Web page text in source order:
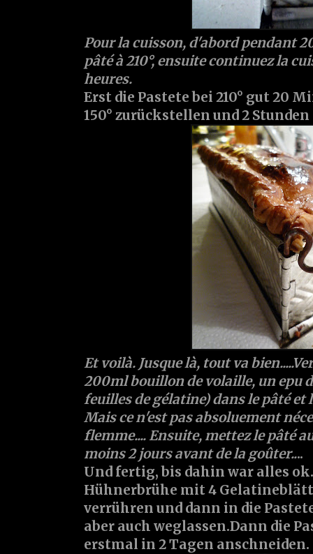
Pour la cuisson, d'abord pendant
pâté à 210°, ensuite continuez la
heures.
Erst die Pastete bei 210° gut 20
150° zurückstellen und 2
Et voilà. Jusque là, tout va
200ml bouillon de volaille, un epu
feuilles de gélatine) dans le pâté
Mais ce n'est pas absoluement
flemme.... Ensuite, mettez le pâté
moins 2 jours avant de la goûter....
Und fertig, bis dahin war alles
Hühnerbrühe mit 4
verrühren und dann in die
aber auch weglassen.Dann die
erstmal in 2 Tagen anschneiden.